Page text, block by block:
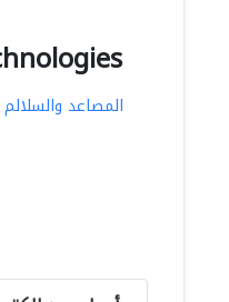
المصاعد والسلالم